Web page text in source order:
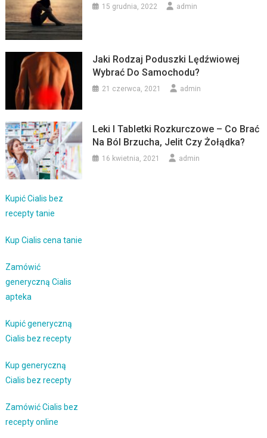
15 grudnia, 2022 admin
Jaki Rodzaj Poduszki Lędźwiowej
Wybrać Do Samochodu?
21 czerwca, 2021 admin
Leki I Tabletki Rozkurczowe – Co Brać
Na Ból Brzucha, Jelit Czy Żołądka?
16 kwietnia, 2021 admin
Kupić Cialis bez
recepty tanie
Kup Cialis cena tanie
Zamówić
generyczną Cialis
apteka
Kupić generyczną
Cialis bez recepty
Kup generyczną
Cialis bez recepty
Zamówić Cialis bez
recepty online